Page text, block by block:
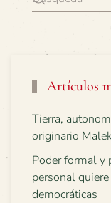
Artículos
Tierra,
originario
Poder formal y
personal
democráticas